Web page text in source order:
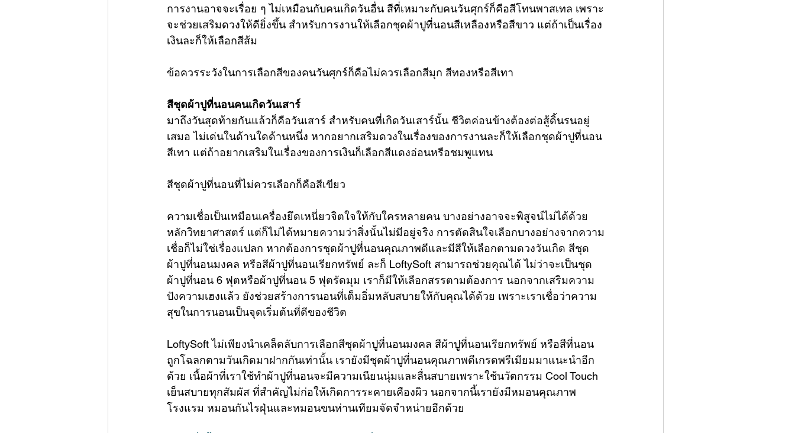
การงานอาจจะเรื่อย ๆ ไม่เหมือนกับคนเกิดวันอื่น สีที่เหมาะกับคนวันศุกร์ก็คือสีโทนพาสเทล เพราะ
จะช่วยเสริมดวงให้ดียิ่งขึ้น สำหรับการงานให้เลือกชุดผ้าปูที่นอนสีเหลืองหรือสีขาว แต่ถ้าเป็นเรื่อง
เงินละก็ให้เลือกสีส้ม
ข้อควรระวังในการเลือกสีของคนวันศุกร์ก็คือไม่ควรเลือกสีมุก สีทองหรือสีเทา
สีชุดผ้าปูที่นอนคนเกิดวันเสาร์
มาถึงวันสุดท้ายกันแล้วก็คือวันเสาร์ สำหรับคนที่เกิดวันเสาร์นั้น ชีวิตค่อนข้างต้องต่อสู้ดิ้นรนอยู่
เสมอ ไม่เด่นในด้านใดด้านหนึ่ง หากอยากเสริมดวงในเรื่องของการงานละก็ให้เลือกชุดผ้าปูที่นอน
สีเทา แต่ถ้าอยากเสริมในเรื่องของการเงินก็เลือกสีแดงอ่อนหรือชมพูแทน
สีชุดผ้าปูที่นอนที่ไม่ควรเลือกก็คือสีเขียว
ความเชื่อเป็นเหมือนเครื่องยึดเหนี่ยวจิตใจให้กับใครหลายคน บางอย่างอาจจะพิสูจน์ไม่ได้ด้วย
หลักวิทยาศาสตร์ แต่ก็ไม่ได้หมายความว่าสิ่งนั้นไม่มีอยู่จริง การตัดสินใจเลือกบางอย่างจากความ
เชื่อก็ไม่ใช่เรื่องแปลก หากต้องการชุดผ้าปูที่นอนคุณภาพดีและมีสีให้เลือกตามดวงวันเกิด สีชุด
ผ้าปูที่นอนมงคล หรือสีผ้าปูที่นอนเรียกทรัพย์ ละก็ LoftySoft สามารถช่วยคุณได้ ไม่ว่าจะเป็นชุด
ผ้าปูที่นอน 6 ฟุตหรือผ้าปูที่นอน 5 ฟุตรัดมุม เราก็มีให้เลือกสรรตามต้องการ นอกจากเสริมความ
ปังความเฮงแล้ว ยังช่วยสร้างการนอนที่เต็มอิ่มหลับสบายให้กับคุณได้ด้วย เพราะเราเชื่อว่าความ
สุขในการนอนเป็นจุดเริ่มต้นที่ดีของชีวิต
LoftySoft ไม่เพียงนำเคล็ดลับการเลือกสีชุดผ้าปูที่นอนมงคล สีผ้าปูที่นอนเรียกทรัพย์ หรือสีที่นอน
ถูกโฉลกตามวันเกิดมาฝากกันเท่านั้น เรายังมีชุดผ้าปูที่นอนคุณภาพดีเกรดพรีเมียมมาแนะนำอีก
ด้วย เนื้อผ้าที่เราใช้ทำผ้าปูที่นอนจะมีความเนียนนุ่มและลื่นสบายเพราะใช้นวัตกรรม Cool Touch
เย็นสบายทุกสัมผัส ที่สำคัญไม่ก่อให้เกิดการระคายเคืองผิว นอกจากนี้เรายังมีหมอนคุณภาพ
โรงแรม หมอนกันไรฝุ่นและหมอนขนห่านเทียมจัดจำหน่ายอีกด้วย